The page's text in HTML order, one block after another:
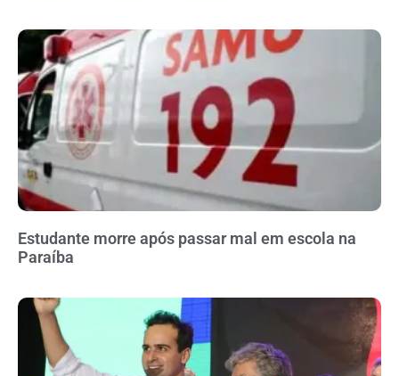
Estudante morre após passar mal em escola na
Paraíba